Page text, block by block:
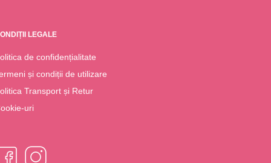
LEGALE
de confidențialitate
și condiții de utilizare
Transport și Retur
uri